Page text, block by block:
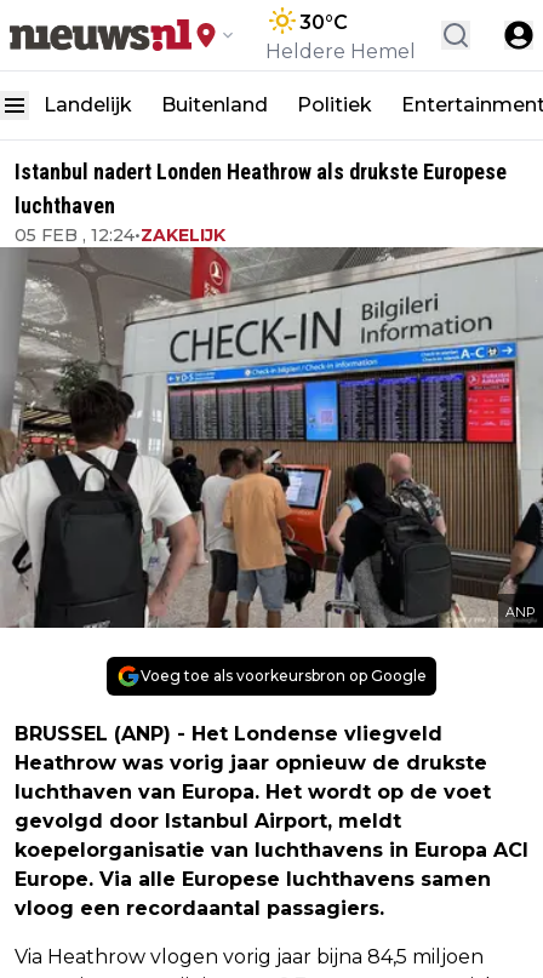
30°C
Heldere Hemel
Landelijk Buitenland Politiek
Istanbul nadert Londen Heathrow als drukste Europese
luchthaven
05 FEB , 12:24•ZAKELIJK
ANP
Voeg toe als voorkeursbron op Google
BRUSSEL (ANP) - Het Londense vliegveld
Heathrow was vorig jaar opnieuw de drukste
luchthaven van Europa. Het wordt op de voet
gevolgd door Istanbul Airport, meldt
koepelorganisatie van luchthavens in Europa ACI
Europe. Via alle Europese luchthavens samen
vloog een recordaantal passagiers.
Via Heathrow vlogen vorig jaar bijna 84,5 miljoen